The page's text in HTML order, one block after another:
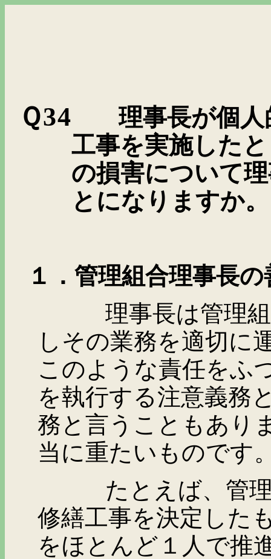
Ｑ34
理事長が個
工事を実施した
の損害について
とになりますか。
１．管理組合理事長
理事長は管理組合
しその業務を適切に
このような責任をふ
を執行する注意義務
務と言うこともあり
当に重たいものです
たとえば、管理組
修繕工事を決定した
をほとんど１人で推